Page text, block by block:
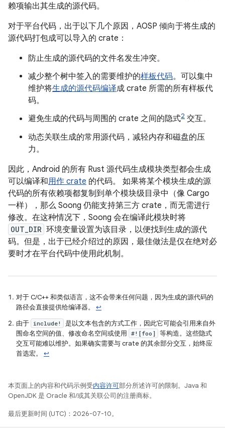
赖项输出其生成的源代码。
对于平台代码，出于以下几个原因，AOSP 倾向于将生成的
源代码打包成可以导入的 crate：
防止生成的源代码的文件名发生冲突。
减少整个树中签入的需要维护的样板代码。可以集中
维护将生成的源代码编译成 crate 所需的所有样板代
码。
避免生成的代码与周围的 crate 之间的隐式2 交互。
动态关联生成的常用源代码，减轻内存和磁盘的压
力。
因此，Android 的所有 Rust 源代码生成模块类型都会生成
可以编译和用作 crate 的代码。 如果将某个模块生成的源
代码的所有依赖项都复制到单个模块级目录中（像 Cargo
一样），那么 Soong 仍能支持第三方 crate，而无需进行
修改。在这种情况下，Soong 会在编译此模块时将
OUT_DIR 环境变量设置为该目录，以便找到生成的源代
码。但是，出于已经介绍过的原因，最佳做法是仅在绝对必
要时才在平台代码中使用此机制。
对于 C/C++ 和类似语言，这不会带来任何问题，因为生成的源代码的
路径会直接提供给编译器。 ↩
由于 include!
是以文本包含的方式工作，因此它可能会引用来自外
围命名空间的值、修改命名空间或使用 #![foo]
等构造。这些隐式
交互可能难以维护。如果确实需要与 crate 的其余部分交互，始终应
首选宏。 ↩
本页面上的内容和代码示例受内容许可部分所述许可的限制。Java 和
OpenJDK 是 Oracle 和/或其关联公司的注册商标。
最后更新时间 (UTC)：2026-07-10。